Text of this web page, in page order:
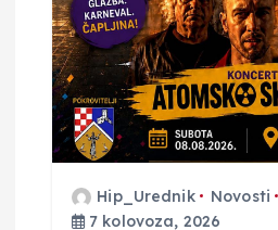
a
o
b
Hip_Urednik
Novosti
7 kolovoza, 2026